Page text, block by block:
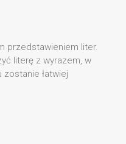
przedstawieniem liter.
literę z wyrazem, w
łatwiej